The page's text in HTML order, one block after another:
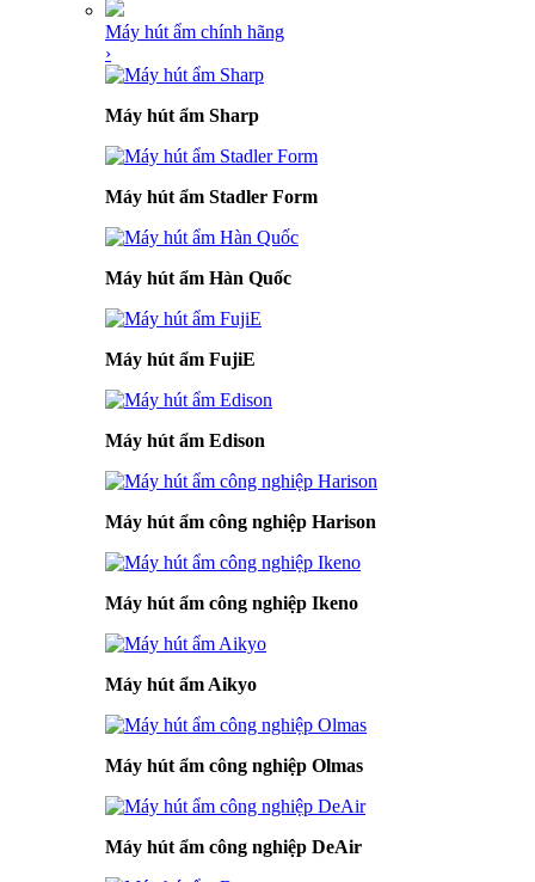
Máy hút ẩm chính hãng
›
Máy hút ẩm Sharp
Máy hút ẩm Stadler Form
Máy hút ẩm Hàn Quốc
Máy hút ẩm FujiE
Máy hút ẩm Edison
Máy hút ẩm công nghiệp Harison
Máy hút ẩm công nghiệp Ikeno
Máy hút ẩm Aikyo
Máy hút ẩm công nghiệp Olmas
Máy hút ẩm công nghiệp DeAir